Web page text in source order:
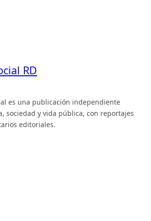
RD
es una publicación independiente
sociedad y vida pública, con reportajes
editoriales.